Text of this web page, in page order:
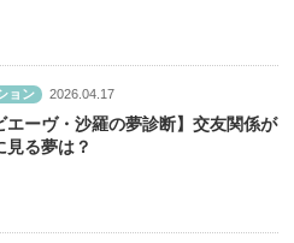
ョン 2026.04.17
エーヴ・沙羅の夢診断】交友関係が
見る夢は？